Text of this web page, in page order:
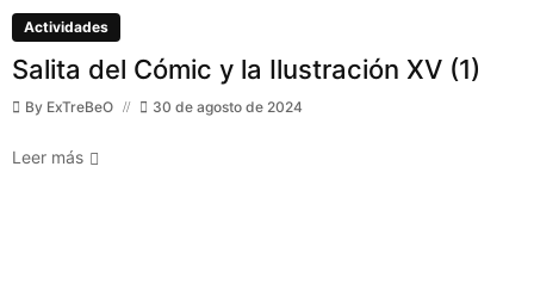
Actividades
Salita del Cómic y la Ilustración XV (1)
By ExTreBeO 30 de agosto de 2024
Leer más